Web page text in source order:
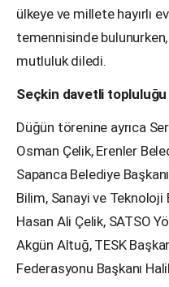
ülkeye ve millete hayırlı
temennisinde
mutluluk diledi.
Seçkin davetli
Düğün törenine ayrıca
Osman Çelik, Erenler
Sapanca Belediye
Bilim, Sanayi ve Teknoloji
Hasan Ali Çelik, SATSO
Akgün Altuğ, TESK
Federasyonu Başkanı